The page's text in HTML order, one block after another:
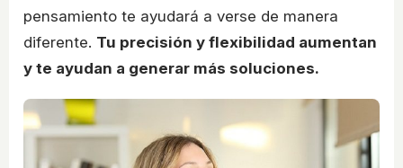
pensamiento te ayudará a verse de manera
diferente. Tu precisión y flexibilidad aumentan
y te ayudan a generar más soluciones.